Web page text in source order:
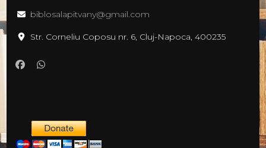
biblosalapitvany@gmail.com
Str. Corneliu Coposu nr. 6, Cluj-Napoca, 400235